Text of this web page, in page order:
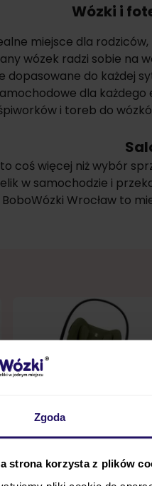
Zgoda
strona korzysta z plików
Wózki i
miejsce dla
wózek radzi sobie
dopasowane do każdej
dla
śpiworków i toreb do
coś więcej niż wybór
w samochodzie i
Wrocław to
Bestseller 24h!